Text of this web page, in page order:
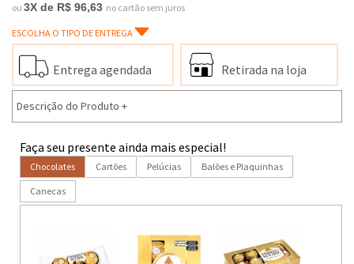
ou 3X de R$ 96,63 no cartão sem juros
ESCOLHA O TIPO DE ENTREGA
Entrega agendada Retirada na loja
Descrição do Produto +
Faça seu presente ainda mais especial!
Chocolates Cartões Pelúcias Balões e Plaquinhas
Canecas